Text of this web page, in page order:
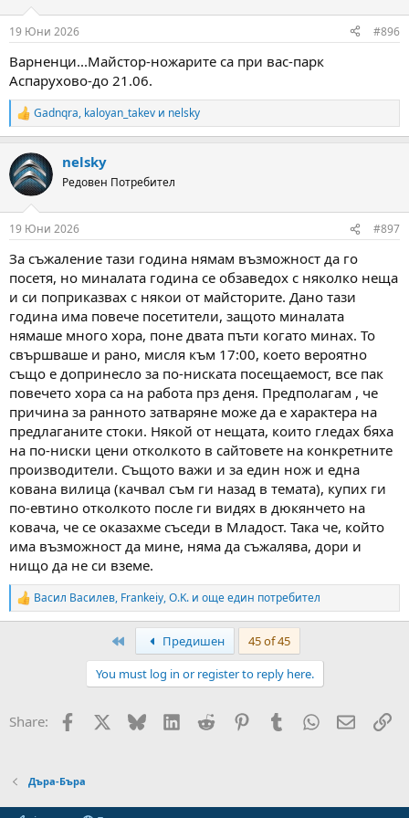
s
19 Юни 2026 #896
Варненци...Майстор-ножарите са при вас-парк
Аспарухово-до 21.06.
R
e
c
t
i
s
Gadnqra, kaloyan_takev и nelsky
nelsky
Редовен Потребител
19 Юни 2026 #897
За съжаление тази година нямам възможност да го
посетя, но миналата година се обзаведох с няколко неща
и си поприказвах с някои от майсторите. Дано тази
година има повече посетители, защото миналата
нямаше много хора, поне двата пъти когато минах. То
свършваше и рано, мисля към 17:00, което вероятно
също е допринесло за по-ниската посещаемост, все пак
повечето хора са на работа прз деня. Предполагам , че
причина за ранното затваряне може да е характера на
предлаганите стоки. Някой от нещата, които гледах бяха
на по-ниски цени отколкото в сайтовете на конкретните
производители. Същото важи и за един нож и една
кована вилица (качвал съм ги назад в темата), купих ги
по-евтино отколкото после ги видях в дюкянчето на
ковача, че се оказахме съседи в Младост. Така че, който
има възможност да мине, няма да съжалява, дори и
нищо да не си вземе.
R
e
s
Васил Василев, Frankeiy,O.K. и още един потребител
Предишен
45 of 45
You must log in or register to reply here.
Share: Facebook Bluesky LinkedInReddit PinterestTumblrWhatsApp
Email
Дъра-Бъра